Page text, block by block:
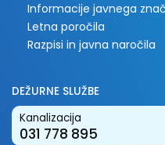
Informacije javnega
Letna poročila
Razpisi in javna naročila
DEŽURNE SLUŽBE
Kanalizacija
031 778 895